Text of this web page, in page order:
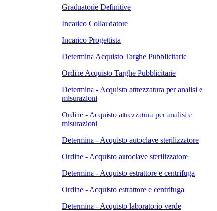
Graduatorie Definitive
Incarico Collaudatore
Incarico Progettista
Determina Acquisto Targhe Pubblicitarie
Ordine Acquisto Targhe Pubblicitarie
Determina - Acquisto attrezzatura per analisi e
misurazioni
Ordine - Acquisto attrezzatura per analisi e
misurazioni
Determina - Acquisto autoclave sterilizzatore
Ordine - Acquisto autoclave sterilizzatore
Determina - Acquisto estrattore e centrifuga
Ordine - Acquisto estrattore e centrifuga
Determina - Acquisto laboratorio verde